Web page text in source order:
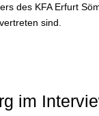
des KFA Erfurt
sind.
im